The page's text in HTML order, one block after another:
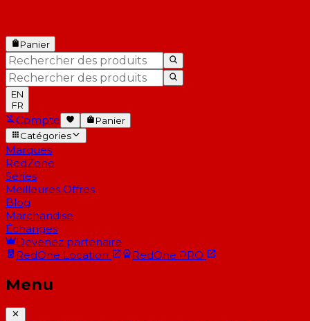
Panier
EN
FR
Compte
Panier
Catégories
Marques
RedZone
Séries
Meilleures Offres
Blog
Marchandise
Échanges
Devenez partenaire
RedOne Location RedOne PRO
Menu